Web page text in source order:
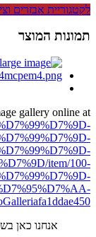
לקטגוריית אבזרים
תמונות המוצר
gallery online at:
item/100-
אנחנו כאן